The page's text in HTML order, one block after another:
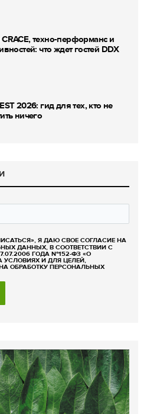
техно-перформанс и
что ждет гостей DDX
2026: гид для тех, кто не
ничего
Я ДАЮ СВОЕ СОГЛАСИЕ НА
ДАННЫХ, В СООТВЕТСТВИИ С
ГОДА №152-ФЗ «О
И ДЛЯ ЦЕЛЕЙ,
ОБРАБОТКУ ПЕРСОНАЛЬНЫХ